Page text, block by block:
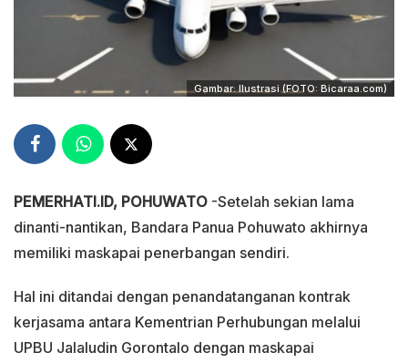
Gambar: Ilustrasi (FOTO: Bicaraa.com)
PEMERHATI.ID, POHUWATO -Setelah sekian lama
dinanti-nantikan, Bandara Panua Pohuwato akhirnya
memiliki maskapai penerbangan sendiri.
Hal ini ditandai dengan penandatanganan kontrak
kerjasama antara Kementrian Perhubungan melalui
UPBU Jalaludin Gorontalo dengan maskapai